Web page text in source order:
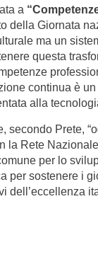
a
della Giornata
ma un
questa
continua è
alla
secondo Prete,
la Rete
per lo
per sostenere i
dell’eccellenza